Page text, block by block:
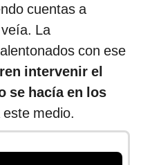
cuentas a
La
con ese
intervenir el
se hacía en los
este medio.